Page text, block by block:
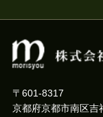
〒601-8317
京都府京都市南区吉